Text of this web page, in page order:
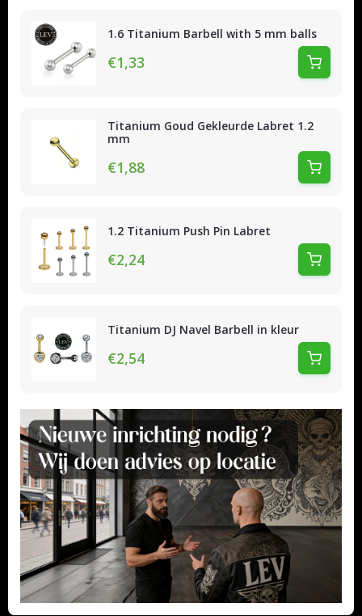
1.6 Titanium Barbell with 5 mm balls
€1,33
Titanium Goud Gekleurde Labret 1.2
mm
€1,88
1.2 Titanium Push Pin Labret
€2,24
Titanium DJ Navel Barbell in kleur
€2,54